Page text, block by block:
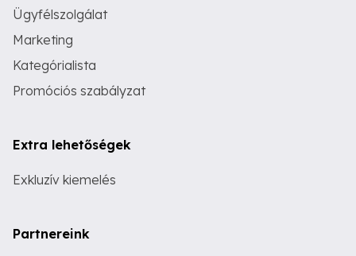
Ügyfélszolgálat
Marketing
Kategórialista
Promóciós szabályzat
Extra lehetőségek
Exkluzív kiemelés
Partnereink